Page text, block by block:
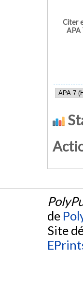
Citer
APA
de
Site